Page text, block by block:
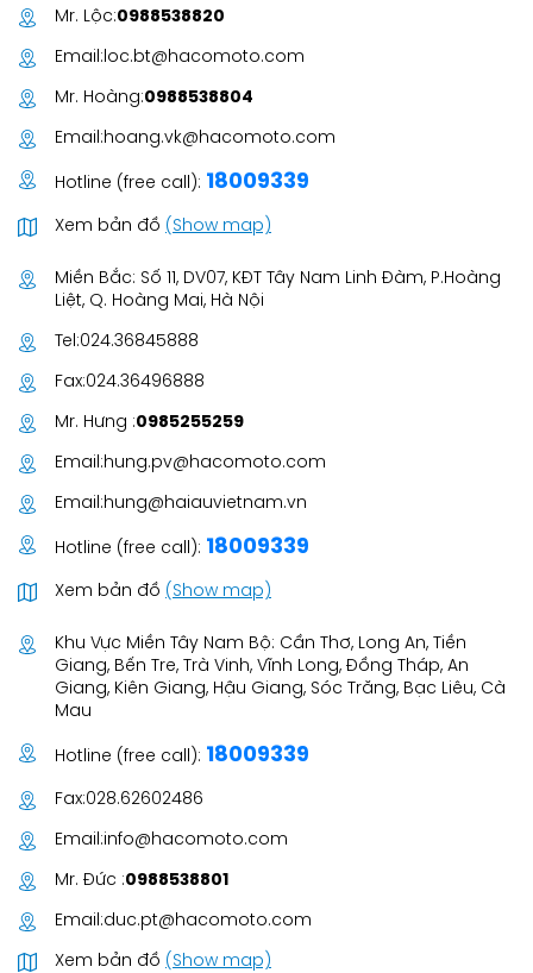
Mr. Lộc:0988538820
Email:loc.bt@hacomoto.com
Mr. Hoàng:0988538804
Email:hoang.vk@hacomoto.com
Hotline (free call): 18009339
Xem bản đồ (Show map)
Miền Bắc: Số 11, DV07, KĐT Tây Nam Linh Đàm, P.Hoàng
Liệt, Q. Hoàng Mai, Hà Nội
Tel:024.36845888
Fax:024.36496888
Mr. Hưng :0985255259
Email:hung.pv@hacomoto.com
Email:hung@haiauvietnam.vn
Hotline (free call): 18009339
Xem bản đồ (Show map)
Khu Vực Miền Tây Nam Bộ: Cần Thơ, Long An, Tiền
Giang, Bến Tre, Trà Vinh, Vĩnh Long, Đồng Tháp, An
Giang, Kiên Giang, Hậu Giang, Sóc Trăng, Bạc Liêu, Cà
Mau
Hotline (free call): 18009339
Fax:028.62602486
Email:info@hacomoto.com
Mr. Đức :0988538801
Email:duc.pt@hacomoto.com
Xem bản đồ (Show map)